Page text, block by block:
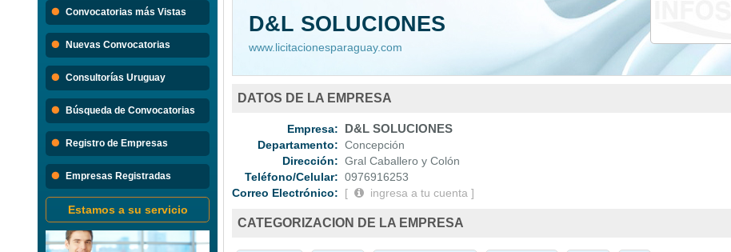
Consultorias Uruguay
Convocatorias más Vistas
Nuevas Convocatorias
Consultorías Uruguay
Búsqueda de Convocatorias
Registro de Empresas
Empresas Registradas
Estamos a su servicio
D&L SOLUCIONES
www.licitacionesparaguay.com
DATOS DE LA EMPRESA
Empresa: D&L SOLUCIONES
Departamento: Concepción
Dirección: Gral Caballero y Colón
Teléfono/Celular: 0976916253
Correo Electrónico:
[ ingresa a tu cuenta ]
CATEGORIZACION DE LA EMPRESA